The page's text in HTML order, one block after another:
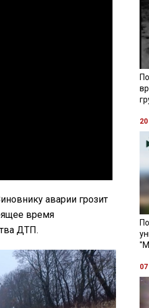
аварии грозит
время
ДТП.
07